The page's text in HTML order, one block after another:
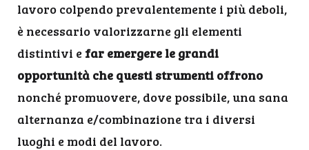
lavoro colpendo prevalentemente i più deboli,
è necessario valorizzarne gli elementi
distintivi e far emergere le grandi
opportunità che questi strumenti offrono
nonché promuovere, dove possibile, una sana
alternanza e/combinazione tra i diversi
luoghi e modi del lavoro.